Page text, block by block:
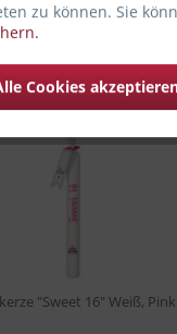
"Sweet 16" Weiß, Pink
zu können. Sie
Cookies